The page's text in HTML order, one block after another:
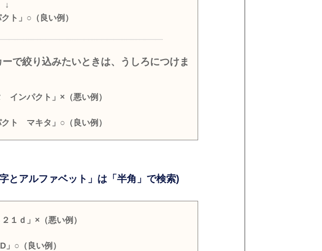
ト」○（良い例）
で絞り込みたいときは、うしろにつけま
インパクト」×（悪い例）
ト マキタ」○（良い例）
とアルファベット」は「半角」で検索)
１ｄ」×（悪い例）
」○（良い例）